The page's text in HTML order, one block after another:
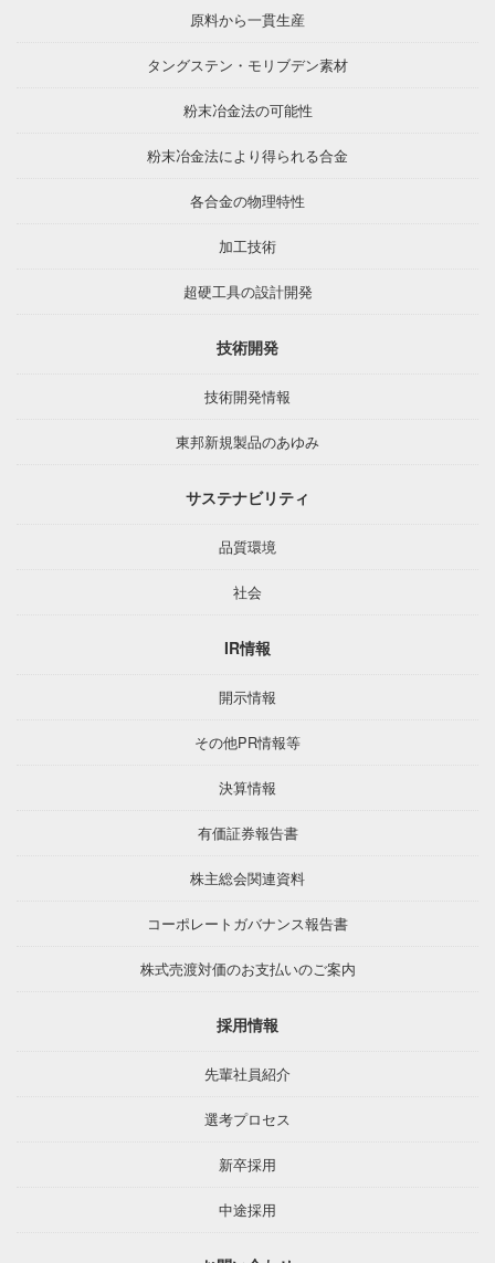
原料から一貫生産
タングステン・モリブデン素材
粉末冶金法の可能性
粉末冶金法により得られる合金
各合金の物理特性
加工技術
超硬工具の設計開発
技術開発
技術開発情報
東邦新規製品のあゆみ
サステナビリティ
品質環境
社会
IR情報
開示情報
その他PR情報等
決算情報
有価証券報告書
株主総会関連資料
コーポレートガバナンス報告書
株式売渡対価のお支払いのご案内
採用情報
先輩社員紹介
選考プロセス
新卒採用
中途採用